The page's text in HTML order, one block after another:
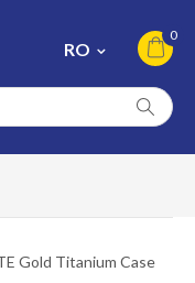
0
RO
Gold Titanium Case